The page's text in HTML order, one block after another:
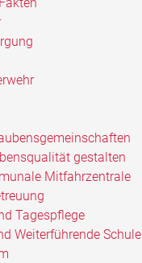
gestalten
Mitfahrzentrale
Tagespflege
Weiterführende Schule